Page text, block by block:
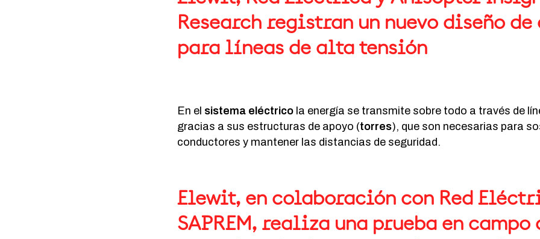
Research registran un nuevo diseño de
para líneas de alta tensión
En el sistema eléctrico la energía se transmite sobre todo a través de
gracias a sus estructuras de apoyo (torres), que son necesarias para
conductores y mantener las distancias de seguridad.
Elewit, en colaboración con Red
SAPREM, realiza una prueba en campo